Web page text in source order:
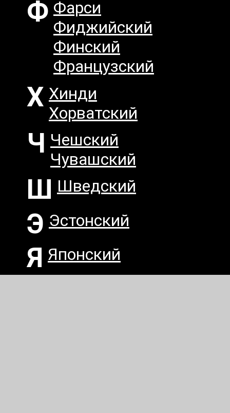
Ф Фарси
Фиджийский
Финский
Французский
Х Хинди
Хорватский
Ч Чешский
Чувашский
Ш Шведский
Э Эстонский
Я Японский